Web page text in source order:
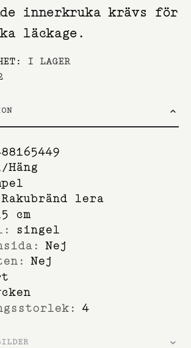
innerkruka krävs för
läckage.
I LAGER
Häng
Rakubränd lera
cm
singel
Nej
Nej
4